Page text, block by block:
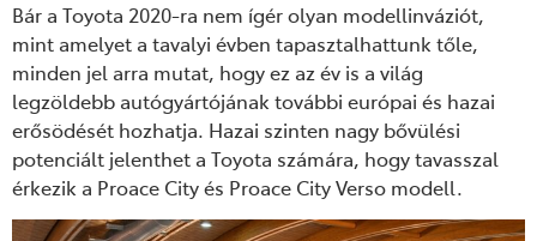
Bár a Toyota 2020-ra nem ígér olyan modellinváziót,
mint amelyet a tavalyi évben tapasztalhattunk tőle,
minden jel arra mutat, hogy ez az év is a világ
legzöldebb autógyártójának további európai és hazai
erősödését hozhatja. Hazai szinten nagy bővülési
potenciált jelenthet a Toyota számára, hogy tavasszal
érkezik a Proace City és Proace City Verso modell.